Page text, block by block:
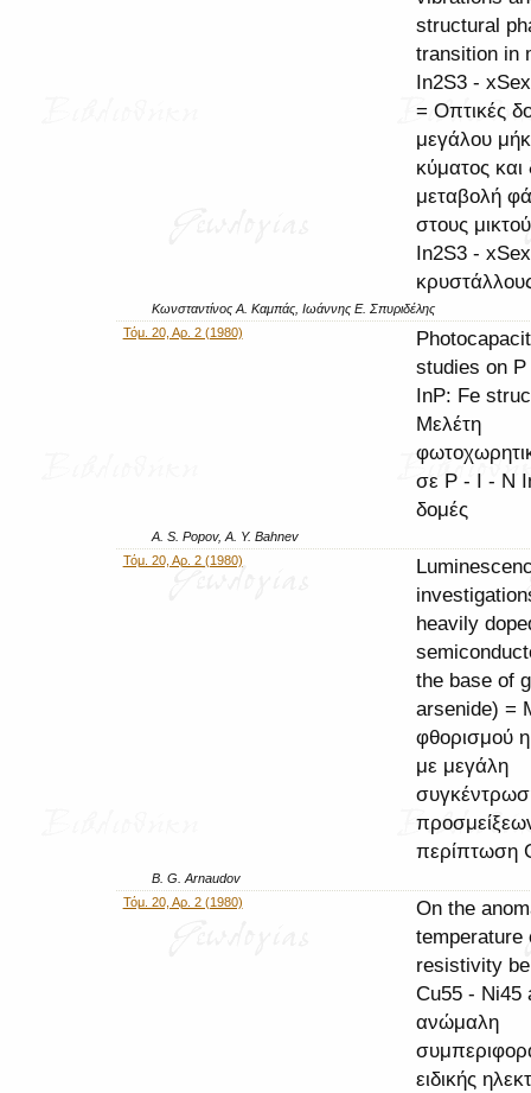
structural
transition in
In2S3 -
= Οπτικές
μεγάλου
κύματος και
μεταβολή
στους
In2S3 - xSex
Κωνσταντίνος Α. Καμπάς, Ιωάννης Ε. Σπυριδέλης
Τόμ. 20, Αρ. 2 (1980)
studies on
InP: Fe
Μελέτη
σε P - I - N
δομές
A. S. Popov, A. Y. Bahnev
Τόμ. 20, Αρ. 2 (1980)
heavily
the base of
arsenide) =
φθορισμού
με μεγάλη
περίπτωση
B. G. Arnaudov
Τόμ. 20, Αρ. 2 (1980)
On the
temperature
resistivity
Cu55 - Ni45
ανώμαλη
ειδικής